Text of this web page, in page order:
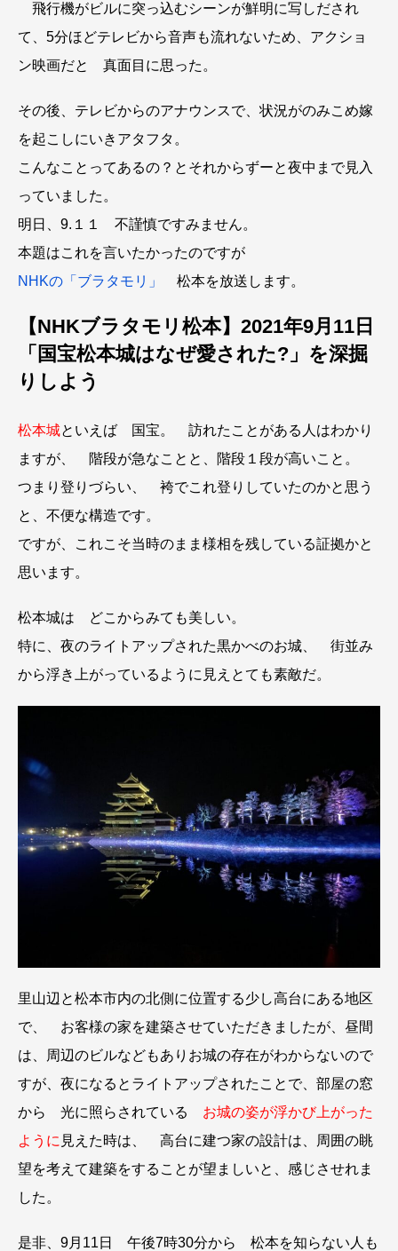
飛行機がビルに突っ込むシーンが鮮明に写しだされ
て、5分ほどテレビから音声も流れないため、アクショ
ン映画だと 真面目に思った。
その後、テレビからのアナウンスで、状況がのみこめ嫁
を起こしにいきアタフタ。
こんなことってあるの？とそれからずーと夜中まで見入
っていました。
明日、9.１１ 不謹慎ですみません。
本題はこれを言いたかったのですが
NHKの「ブラタモリ」
松本を放送します。
【NHKブラタモリ松本】2021年9月11日
「国宝松本城はなぜ愛された?」を深掘
りしよう
松本城といえば 国宝。 訪れたことがある人はわかり
ますが、 階段が急なことと、階段１段が高いこと。
つまり登りづらい、 袴でこれ登りしていたのかと思う
と、不便な構造です。
ですが、これこそ当時のまま様相を残している証拠かと
思います。
松本城は どこからみても美しい。
特に、夜のライトアップされた黒かべのお城、 街並み
から浮き上がっているように見えとても素敵だ。
里山辺と松本市内の北側に位置する少し高台にある地区
で、 お客様の家を建築させていただきましたが、昼間
は、周辺のビルなどもありお城の存在がわからないので
すが、夜になるとライトアップされたことで、部屋の窓
から 光に照らされている お城の姿が浮かび上がった
ように 見えた時は、 高台に建つ家の設計は、周囲の眺
望を考えて建築をすることが望ましいと、感じさせれま
した。
是非、9月11日 午後7時30分から 松本を知らない人も